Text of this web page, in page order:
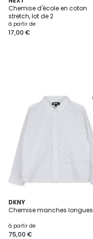
Chemise d'école en coton
stretch, lot de 2
à partir de
17,00 €
DKNY
Chemise manches longues
à partir de
75,00 €